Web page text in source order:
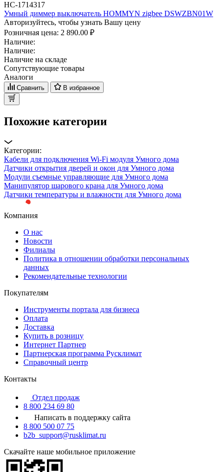
НС-1714317
Умный диммер выключатель HOMMYN zigbee DSWZBN01W
Авторизуйтесь, чтобы узнать Вашу цену
Розничная цена: 2 890.00 ₽
Наличие:
Наличие:
Наличие на складе
Сопутствующие товары
Аналоги
Сравнить В избранное
Похожие категории
Категории:
Кабели для подключения Wi-Fi модуля Умного дома
Датчики открытия дверей и окон для Умного дома
Модули съемные управляющие для Умного дома
Манипулятор шарового крана для Умного дома
Датчики температуры и влажности для Умного дома
Компания
О нас
Новости
Филиалы
Политика в отношении обработки персональных
данных
Рекомендательные технологии
Покупателям
Инструменты портала для бизнеса
Оплата
Доставка
Купить в розницу
Интернет Партнер
Партнерская программа Русклимат
Справочный центр
Контакты
Отдел продаж
8 800 234 69 80
Написать в поддержку сайта
8 800 500 07 75
b2b_support@rusklimat.ru
Скачайте наше мобильное приложение